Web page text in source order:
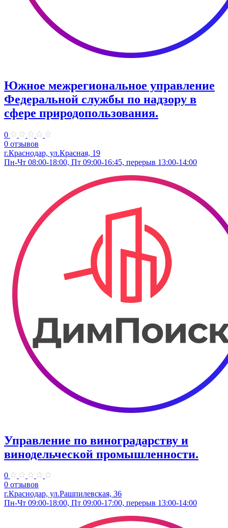
Южное межрегиональное управление
Федеральной службы по надзору в
сфере природопользования.
0
0 отзывов
г.Краснодар, ул.Красная, 19
Пн-Чт 08:00-18:00, Пт 09:00-16:45, перерыв 13:00-14:00
Управление по виноградарству и
винодельческой промышленности.
0
0 отзывов
г.Краснодар, ул.​Рашпилевская, 36
Пн-Чт 09:00-18:00, Пт 09:00-17:00, перерыв 13:00-14:00